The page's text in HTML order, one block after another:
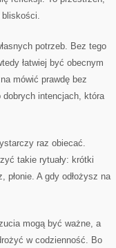
potrzeb. Bez tego
łatwiej być obecnym
mówić prawdę bez
intencjach, która
raz obiecać.
takie rytuały: krótki
A gdy odłożysz na
mogą być ważne, a
w codzienność. Bo